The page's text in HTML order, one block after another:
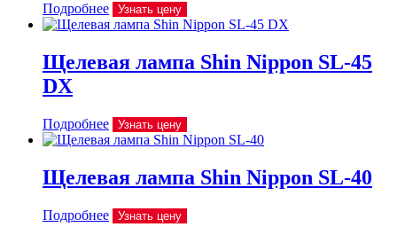
Подробнее Узнать цену
Щелевая лампа Shin Nippon SL-45
DX
Подробнее Узнать цену
Щелевая лампа Shin Nippon SL-40
Подробнее Узнать цену